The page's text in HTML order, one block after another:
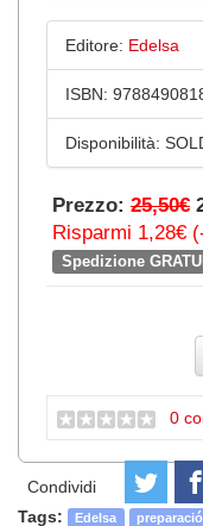
Editore: Edelsa
ISBN:
Disponibilità:
Prezzo: 25,50€
Risparmi 1,28€
Spedizione
0
Condividi
Tags:
Edelsa